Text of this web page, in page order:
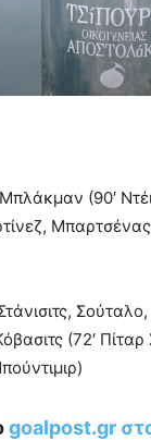
(90′
(72′
goalpost.gr